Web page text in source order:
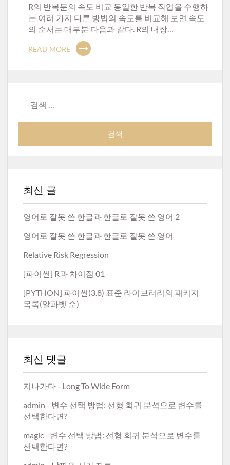
R의 반복문의 속도 비교 동일한 반복 작업을 수행하
는 여러 가지 다른 방법의 속도를 비교해 보면 속도
의 순서는 대부분 다음과 같다. R의 내장…
READ MORE
최신 글
영어로 잘못 쓴 한글과 한글로 잘못 쓴 영어 2
영어로 잘못 쓴 한글과 한글로 잘못 쓴 영어
Relative Risk Regression
[파이썬] R과 차이점 01
[PYTHON] 파이썬(3.8) 표준 라이브러리의 패키지
목록(알파벳 순)
최신 댓글
지나가다- Long To Wide Form
admin - 변수 선택 방법: 선형 회귀 분석으로 변수를
선택한다면?
magic- 변수 선택 방법: 선형 회귀 분석으로 변수를
선택한다면?